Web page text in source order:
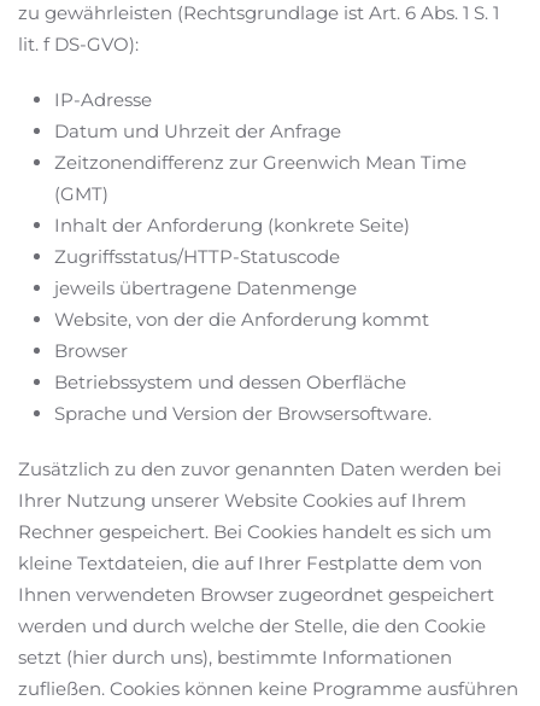
zu gewährleisten (Rechtsgrundlage ist Art. 6 Abs. 1 S. 1
lit. f DS-GVO):
IP-Adresse
Datum und Uhrzeit der Anfrage
Zeitzonendifferenz zur Greenwich Mean Time
(GMT)
Inhalt der Anforderung (konkrete Seite)
Zugriffsstatus/HTTP-Statuscode
jeweils übertragene Datenmenge
Website, von der die Anforderung kommt
Browser
Betriebssystem und dessen Oberfläche
Sprache und Version der Browsersoftware.
Zusätzlich zu den zuvor genannten Daten werden bei
Ihrer Nutzung unserer Website Cookies auf Ihrem
Rechner gespeichert. Bei Cookies handelt es sich um
kleine Textdateien, die auf Ihrer Festplatte dem von
Ihnen verwendeten Browser zugeordnet gespeichert
werden und durch welche der Stelle, die den Cookie
setzt (hier durch uns), bestimmte Informationen
zufließen. Cookies können keine Programme ausführen